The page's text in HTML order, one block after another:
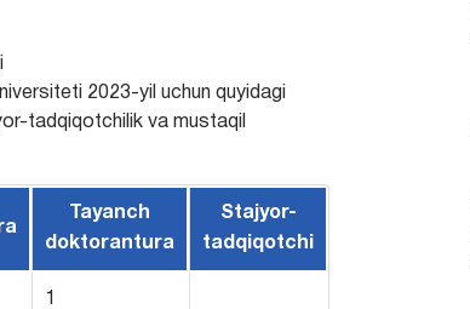
2023-yil uchun quyidagi
tadqiqotchilik va mustaqil
Tayanch
doktorantura
Stajyor-
tadqiqotchi
1